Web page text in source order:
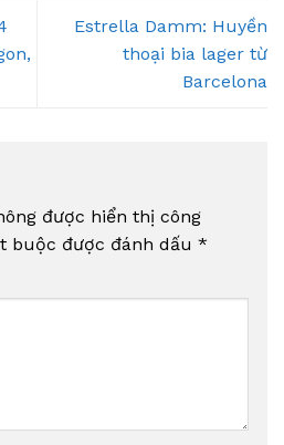
Estrella Damm: Huyền
thoại bia lager từ
Barcelona
được hiển thị công
buộc được đánh dấu *